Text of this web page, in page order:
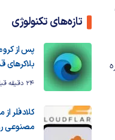
تازه‌های تکنولوژی
پس از
بلاکرهای
24 دقیقه قبل
مصنوعی